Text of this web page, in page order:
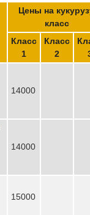
Цены на
класс
Класс
1
Класс
2
14000
14000
15000